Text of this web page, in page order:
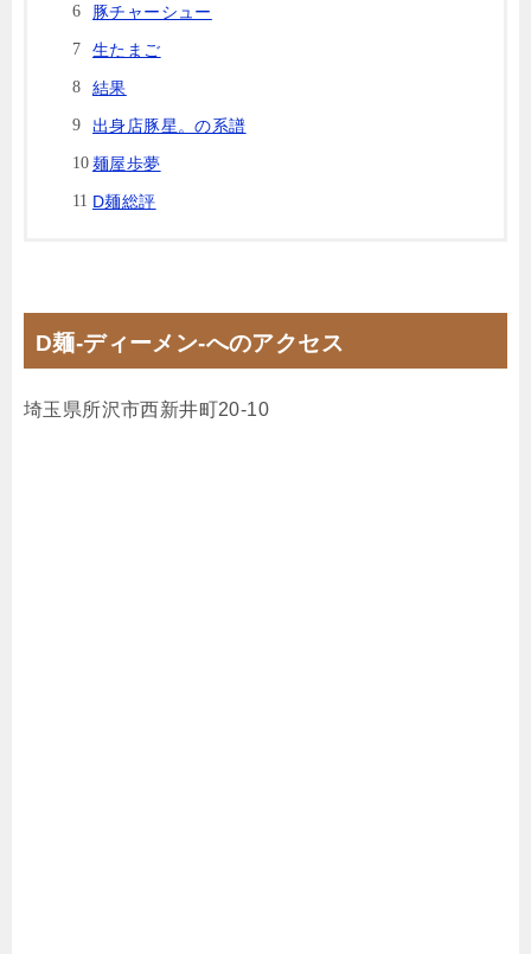
豚チャーシュー
生たまご
結果
出身店豚星。の系譜
麺屋歩夢
D麺総評
D麺-ディーメン-へのアクセス
埼玉県所沢市西新井町20-10